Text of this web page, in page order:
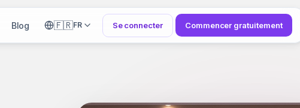
Blog 🇫🇷FR Se connecter Commencer gratuitement